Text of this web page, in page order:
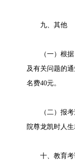
九、其他
（一）根据《
及有关问题的
名费40元。
（二）报考过
院尊龙凯时人
十、教育考